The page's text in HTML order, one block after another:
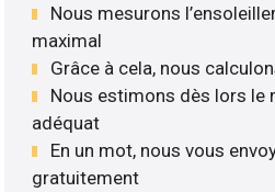
Nous mesurons
maximal
Grâce à cela, nous
Nous estimons dès lors le
adéquat
En un mot, nous vous
gratuitement